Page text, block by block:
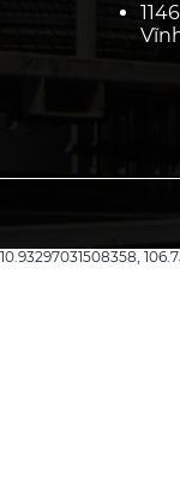
10.93297031508358,